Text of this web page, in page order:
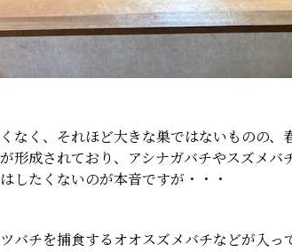
なく、それほど大きな巣ではないものの、
形成されており、アシナガバチやスズメバ
したくないのが本音ですが・・・
バチを捕食するオオスズメバチなどが入っ